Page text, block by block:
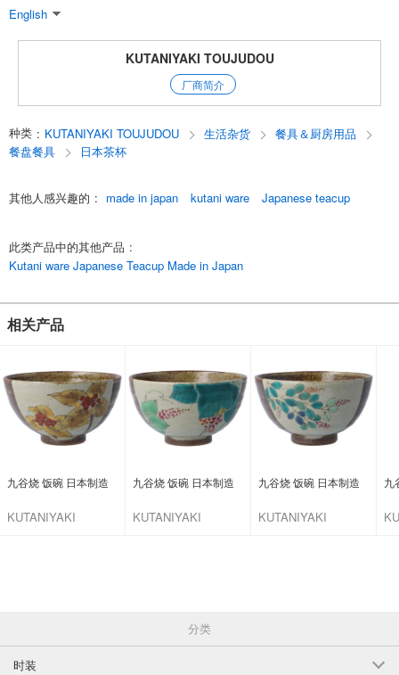
English
KUTANIYAKI TOUJUDOU
厂商简介
种类 : KUTANIYAKI TOUJUDOU 生活杂货
餐具＆厨房用品
餐盘餐具
日本茶杯
其他人感兴趣的 : made in japan kutani ware Japanese teacup
此类产品中的其他产品 :
Kutani ware Japanese Teacup Made in Japan
相关产品
九谷烧 饭碗 日本制造
KUTANIYAKI
九谷烧 饭碗 日本制造
KUTANIYAKI
九谷烧 饭碗 日本制造
KUTANIYAKI
九
分类
时装